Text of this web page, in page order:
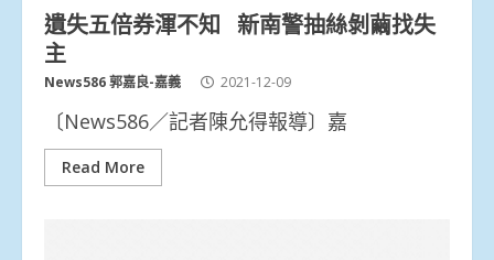
遺失五倍券渾不知 新南警抽絲剝繭找失
主
News586 郭嘉良-嘉義 2021-12-09
〔News586／記者陳允得報導〕嘉
Read More